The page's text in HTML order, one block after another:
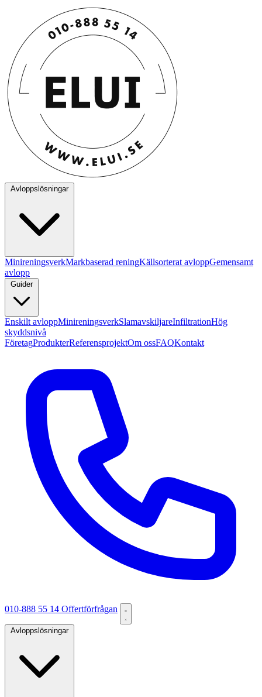
Avloppslösningar
MinireningsverkMarkbaserad reningKällsorterat avloppGemensamt
avlopp
Guider
Enskilt avloppMinireningsverkSlamavskiljareInfiltrationHög
skyddsnivå
FöretagProdukterReferensprojektOm ossFAQKontakt
010-888 55 14 Offertförfrågan
Avloppslösningar